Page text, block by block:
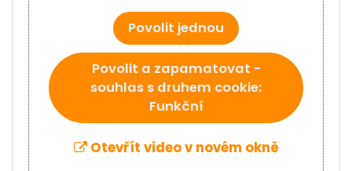
Povolit jednou
Povolit a zapamatovat -
souhlas s druhem cookie:
Funkční
Otevřít video v novém okně